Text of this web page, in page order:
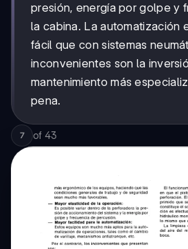
presión, energía por golpe y
la cabina. La automatización
fácil que con sistemas
inconvenientes son la
mantenimiento más
pena.
7 of 43